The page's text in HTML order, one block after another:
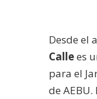
Desde el
Callees
para el
de